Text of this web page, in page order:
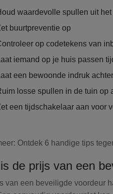
waardevolle spullen uit
buurtpreventie op
op codetekens van
iemand op je huis passen
een bewoonde indruk achter
losse spullen in de tuin op
een tijdschakelaar aan voor
Ontdek 6 handige tips
de prijs van een
van een beveiligde voordeur